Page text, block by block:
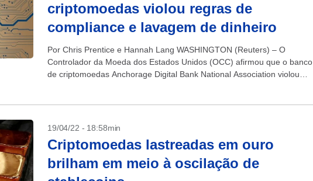
criptomoedas violou regras de
compliance e lavagem de dinheiro
Por Chris Prentice e Hannah Lang WASHINGTON (Reuters) – O
Controlador da Moeda dos Estados Unidos (OCC) afirmou que o banco
de criptomoedas Anchorage Digital Bank National Association violou
19/04/22 - 18:58min
Criptomoedas lastreadas em ouro
brilham em meio à oscilação de